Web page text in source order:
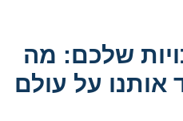
שלכם: מה
אותנו על עולם